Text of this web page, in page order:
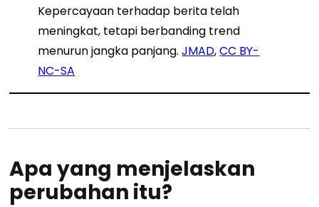
Kepercayaan terhadap berita telah
meningkat, tetapi berbanding trend
menurun jangka panjang.JMAD,CC BY-
NC-SA
Apa yang menjelaskan
perubahan itu?